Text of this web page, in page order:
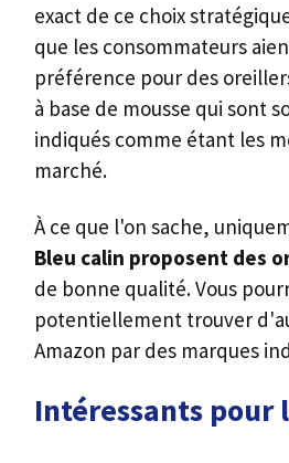
exact de ce choix
que les consommateurs
préférence pour des
à base de mousse qui sont
indiqués comme étant les
marché.
À ce que l'on sache,
Bleu calin proposent des
de bonne qualité. Vous
potentiellement trouver
Amazon par des marques
Intéressants pour